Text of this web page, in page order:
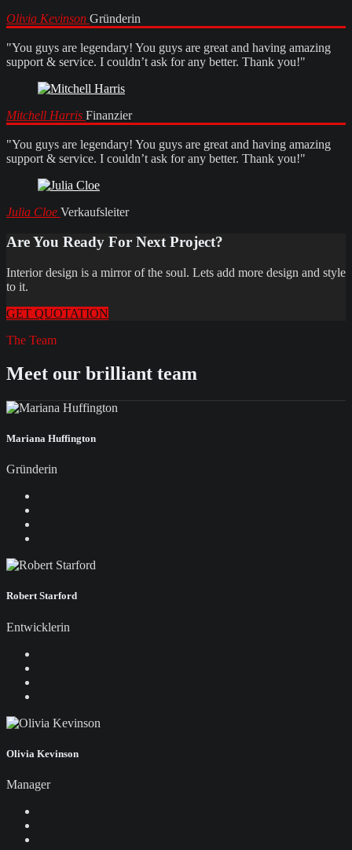
Olivia Kevinson Gründerin
"You guys are legendary! You guys are great and having amazing
support & service. I couldn’t ask for any better. Thank you!"
Mitchell Harris Finanzier
"You guys are legendary! You guys are great and having amazing
support & service. I couldn’t ask for any better. Thank you!"
Julia Cloe Verkaufsleiter
Are You Ready For Next Project?
Interior design is a mirror of the soul. Lets add more design and style
to it.
GET QUOTATION
The Team
Meet our brilliant team
Mariana Huffington
Gründerin
Robert Starford
Entwicklerin
Olivia Kevinson
Manager